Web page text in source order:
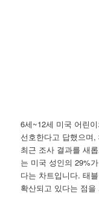
6세~12세 미국 어린
선호한다고 답했으며
최근 조사 결과를 새
는 미국 성인의 29%
다는 차트입니다. 태
확산되고 있다는 점